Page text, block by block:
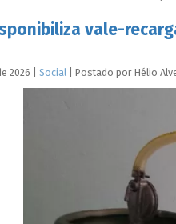
vale-
2026 Social Postado por Hélio